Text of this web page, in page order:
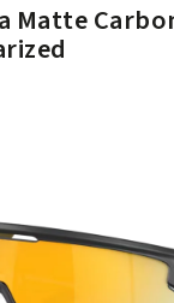
Matte